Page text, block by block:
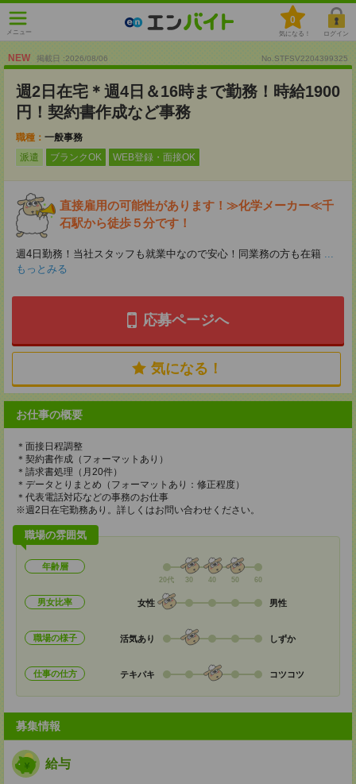
メニュー
0
気になる！ ログイン
NEW 掲載日 :2026/08/06 No.STFSV2204399325
週2日在宅＊週4日＆16時まで勤務！時給1900
円！契約書作成など事務
職種： 一般事務
派遣
ブランクOK WEB登録・面接OK
直接雇用の可能性があります！≫化学メーカー≪千
石駅から徒歩５分です！
週4日勤務！当社スタッフも就業中なので安心！同業務の方も在籍 ...
もっとみる
応募ページへ
気になる！
お仕事の概要
＊面接日程調整
＊契約書作成（フォーマットあり）
＊請求書処理（月20件）
＊データとりまとめ（フォーマットあり：修正程度）
＊代表電話対応などの事務のお仕事
※週2日在宅勤務あり。詳しくはお問い合わせください。
職場の雰囲気
年齢層
20代 30 40 50 60
男女比率 女性 男性
職場の様子 活気あり しずか
仕事の仕方 テキパキ コツコツ
募集情報
給与